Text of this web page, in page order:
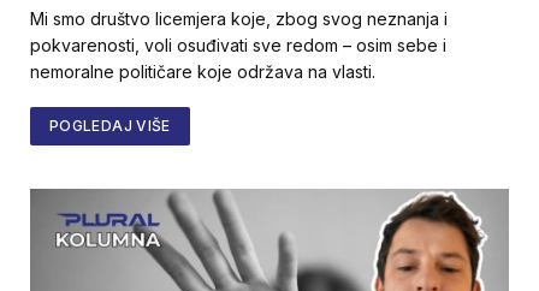
Mi smo društvo licemjera koje, zbog svog neznanja i
pokvarenosti, voli osuđivati sve redom – osim sebe i
nemoralne političare koje održava na vlasti.
POGLEDAJ VIŠE